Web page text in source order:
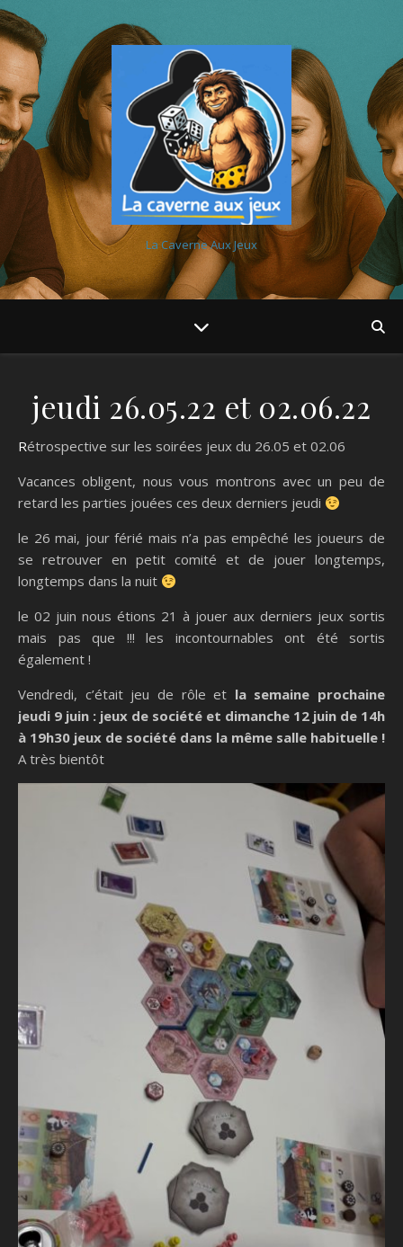
La Caverne Aux Jeux
jeudi 26.05.22 et 02.06.22
Rétrospective sur les soirées jeux du 26.05 et 02.06
Vacances obligent, nous vous montrons avec un peu de
retard les parties jouées ces deux derniers jeudi
le 26 mai, jour férié mais n’a pas empêché les joueurs de
se retrouver en petit comité et de jouer longtemps,
longtemps dans la nuit
le 02 juin nous étions 21 à jouer aux derniers jeux sortis
mais pas que !!! les incontournables ont été sortis
également !
Vendredi, c’était jeu de rôle et la semaine prochaine
jeudi 9 juin : jeux de société et dimanche 12 juin de 14h
à 19h30 jeux de société dans la même salle habituelle !
A très bientôt